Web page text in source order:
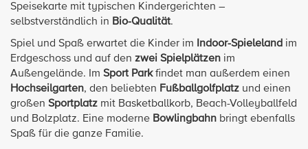
Speisekarte mit typischen Kindergerichten –
selbstverständlich in Bio-Qualität.
Spiel und Spaß erwartet die Kinder im
Indoor-Spieleland im
Erdgeschoss und auf den zwei Spielplätzen im
Außengelände. Im Sport Parkfindet man außerdem einen
Hochseilgarten, den beliebten Fußballgolfplatz und einen
großen Sportplatz mit Basketballkorb, Beach-Volleyballfeld
und Bolzplatz. Eine moderne Bowlingbahn bringt ebenfalls
Spaß für die ganze Familie.